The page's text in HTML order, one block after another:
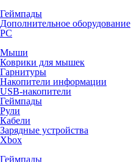
Геймпады
Дополнительное оборудование
PC
Мыши
Коврики для мышек
Гарнитуры
Накопители информации
USB-накопители
Геймпады
Рули
Кабели
Зарядные устройства
Xbox
Геймпады